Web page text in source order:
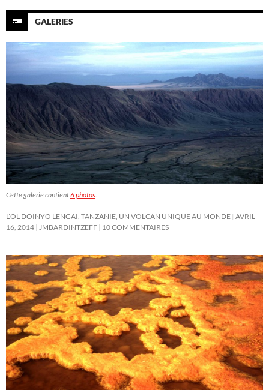
GALERIES
Cette galerie contient6 photos
L’OL DOINYO LENGAI, TANZANIE, UN VOLCAN UNIQUE AU MONDE AVRIL
16, 2014
JMBARDINTZEFF 10 COMMENTAIRES